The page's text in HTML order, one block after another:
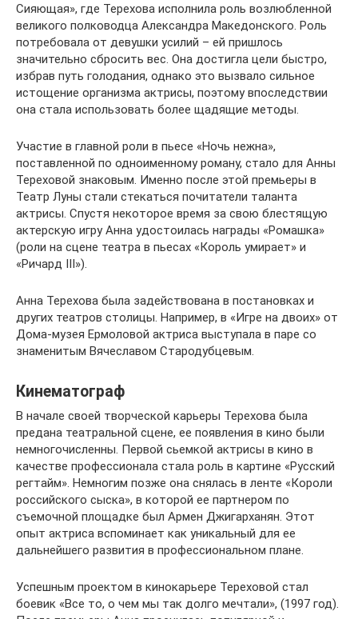
Сияющая», где Терехова исполнила роль возлюбленной
великого полководца Александра Македонского. Роль
потребовала от девушки усилий – ей пришлось
значительно сбросить вес. Она достигла цели быстро,
избрав путь голодания, однако это вызвало сильное
истощение организма актрисы, поэтому впоследствии
она стала использовать более щадящие методы.
Участие в главной роли в пьесе «Ночь нежна»,
поставленной по одноименному роману, стало для Анны
Тереховой знаковым. Именно после этой премьеры в
Театр Луны стали стекаться почитатели таланта
актрисы. Спустя некоторое время за свою блестящую
актерскую игру Анна удостоилась награды «Ромашка»
(роли на сцене театра в пьесах «Король умирает» и
«Ричард III»).
Анна Терехова была задействована в постановках и
других театров столицы. Например, в «Игре на двоих» от
Дома-музея Ермоловой актриса выступала в паре со
знаменитым Вячеславом Стародубцевым.
Кинематограф
В начале своей творческой карьеры Терехова была
предана театральной сцене, ее появления в кино были
немногочисленны. Первой сьемкой актрисы в кино в
качестве профессионала стала роль в картине «Русский
регтайм». Немногим позже она снялась в ленте «Короли
российского сыска», в которой ее партнером по
съемочной площадке был Армен Джигарханян. Этот
опыт актриса вспоминает как уникальный для ее
дальнейшего развития в профессиональном плане.
Успешным проектом в кинокарьере Тереховой стал
боевик «Все то, о чем мы так долго мечтали», (1997 год).